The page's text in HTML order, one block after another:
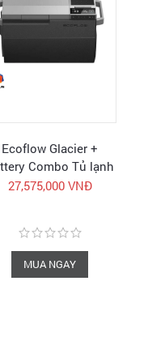
Ecoflow Glacier +
Combo Tủ lạnh
động Camping kèm
27,575,000 VNĐ
MUA NGAY